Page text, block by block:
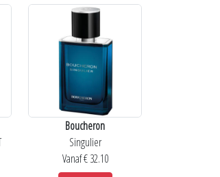
Boucheron
Singulier
Vanaf € 32.10